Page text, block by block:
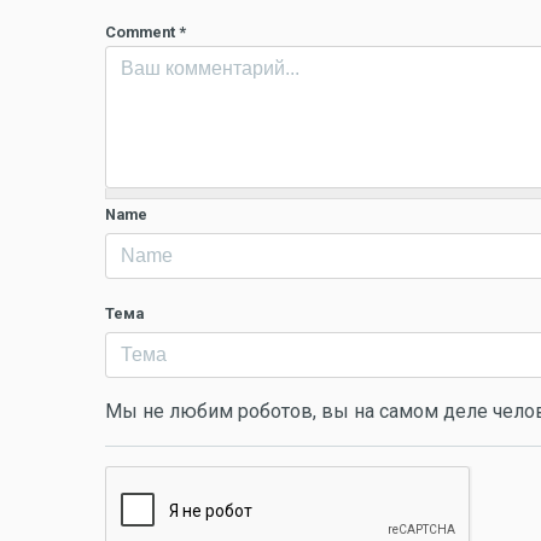
Comment *
Name
Тема
Мы не любим роботов, вы на самом деле